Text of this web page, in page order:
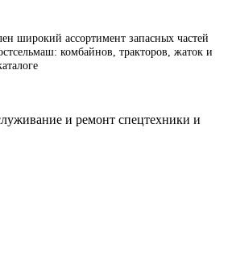
широкий ассортимент запасных частей
комбайнов, тракторов, жаток и
и ремонт спецтехники и